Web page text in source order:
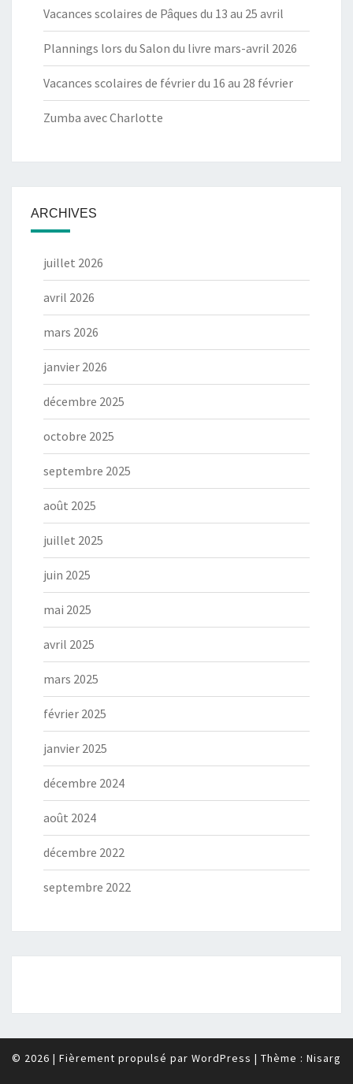
Vacances scolaires de Pâques du 13 au 25 avril
Plannings lors du Salon du livre mars-avril 2026
Vacances scolaires de février du 16 au 28 février
Zumba avec Charlotte
ARCHIVES
juillet 2026
avril 2026
mars 2026
janvier 2026
décembre 2025
octobre 2025
septembre 2025
août 2025
juillet 2025
juin 2025
mai 2025
avril 2025
mars 2025
février 2025
janvier 2025
décembre 2024
août 2024
décembre 2022
septembre 2022
© 2026 | Fièrement propulsé par WordPress | Thème : Nisarg